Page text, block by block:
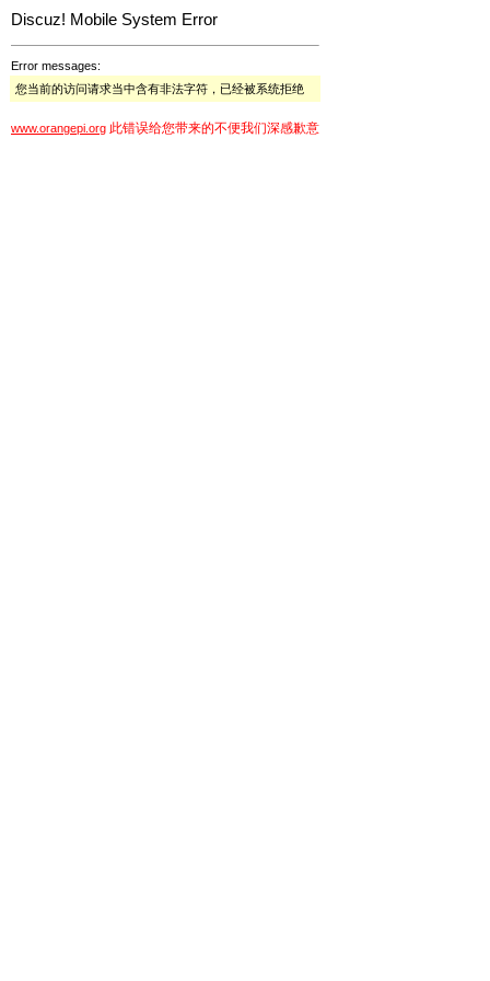
Discuz! Mobile System Error
Error messages:
您当前的访问请求当中含有非法字符，已经被系统拒绝
www.orangepi.org 此错误给您带来的不便我们深感歉意